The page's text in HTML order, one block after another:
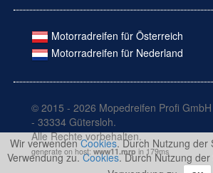
Wir verwendenCookies. Durch Nutzung der
Verwendung zu.Cookies. Durch Nutzung
Motorradreifen für Österreich
Motorradreifen für Nederland
© 2015 - 2026 Mopedreifen Profi
- 33334 Gütersloh.
Alle Rechte vorbehalten.
generate on host:www11.mrpin 179ms